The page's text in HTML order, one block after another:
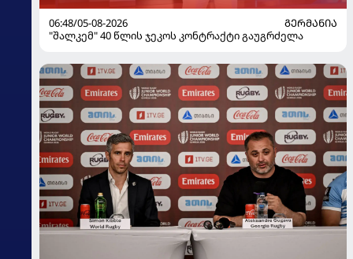
06:48/05-08-2026
ᲒᲔᲠᲛᲐᲜᲘᲐ
"შალკემ" 40 წლის ჯეკოს კონტრაქტი გაუგრძელა